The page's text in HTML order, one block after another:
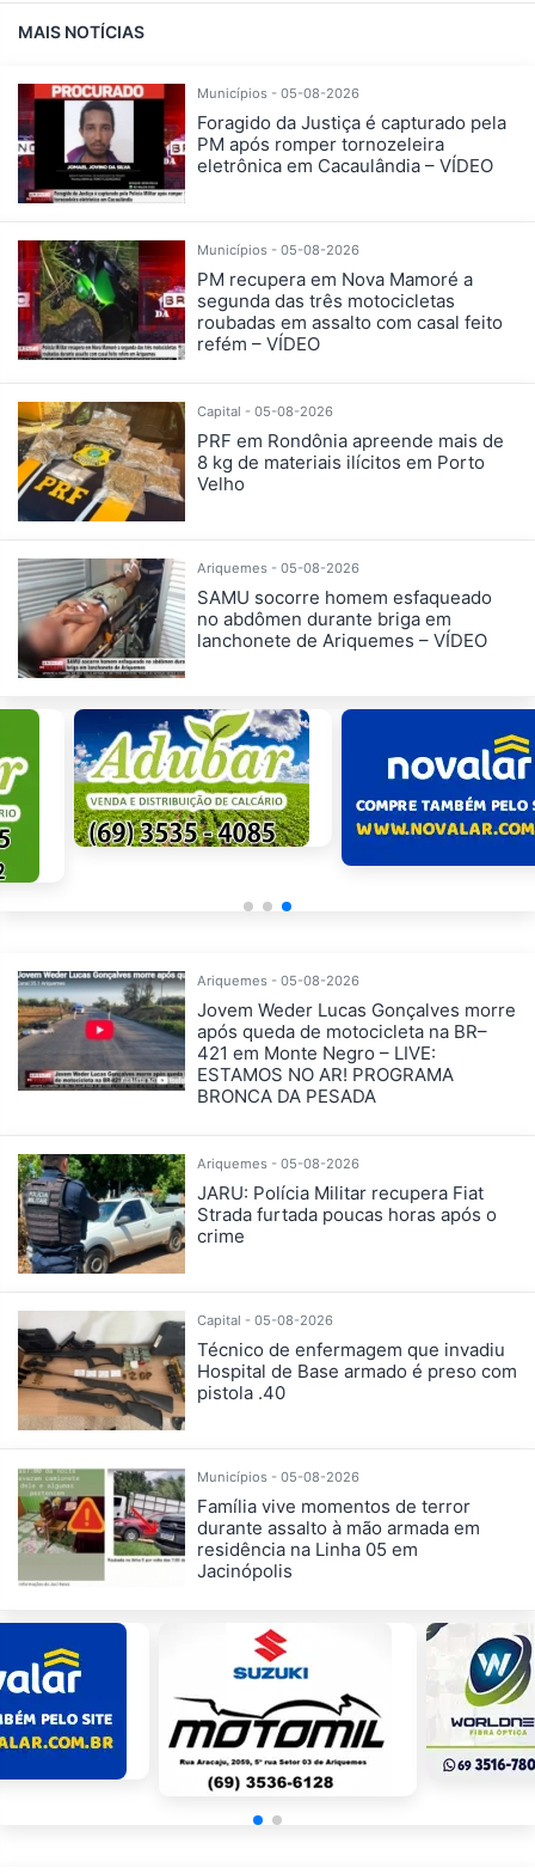
MAIS NOTÍCIAS
Municípios - 05-08-2026
Foragido da Justiça é capturado pela
PM após romper tornozeleira
eletrônica em Cacaulândia – VÍDEO
Municípios - 05-08-2026
PM recupera em Nova Mamoré a
segunda das três motocicletas
roubadas em assalto com casal feito
refém – VÍDEO
Capital - 05-08-2026
PRF em Rondônia apreende mais de
8 kg de materiais ilícitos em Porto
Velho
Ariquemes - 05-08-2026
SAMU socorre homem esfaqueado
no abdômen durante briga em
lanchonete de Ariquemes – VÍDEO
Ariquemes - 05-08-2026
Jovem Weder Lucas Gonçalves morre
após queda de motocicleta na BR–
421 em Monte Negro – LIVE:
ESTAMOS NO AR! PROGRAMA
BRONCA DA PESADA
Ariquemes - 05-08-2026
JARU: Polícia Militar recupera Fiat
Strada furtada poucas horas após o
crime
Capital - 05-08-2026
Técnico de enfermagem que invadiu
Hospital de Base armado é preso com
pistola .40
Municípios - 05-08-2026
Família vive momentos de terror
durante assalto à mão armada em
residência na Linha 05 em
Jacinópolis